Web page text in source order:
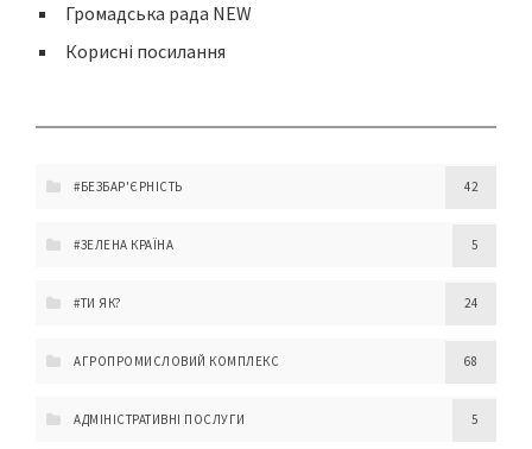
Громадська рада NEW
Корисні посилання
#БЕЗБАР'ЄРНІСТЬ 42
#ЗЕЛЕНА КРАЇНА 5
#ТИ ЯК? 24
АГРОПРОМИСЛОВИЙ КОМПЛЕКС 68
АДМІНІСТРАТИВНІ ПОСЛУГИ 5